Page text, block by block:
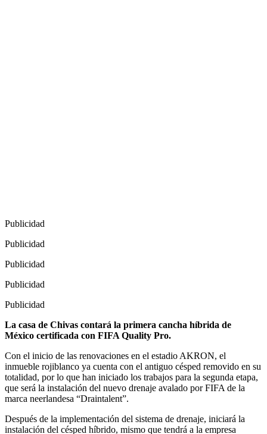
Publicidad
Publicidad
Publicidad
Publicidad
Publicidad
La casa de Chivas contará la primera cancha híbrida de
México certificada con FIFA Quality Pro.
Con el inicio de las renovaciones en el estadio AKRON, el
inmueble rojiblanco ya cuenta con el antiguo césped removido en su
totalidad, por lo que han iniciado los trabajos para la segunda etapa,
que será la instalación del nuevo drenaje avalado por FIFA de la
marca neerlandesa “Draintalent”.
Después de la implementación del sistema de drenaje, iniciará la
instalación del césped híbrido, mismo que tendrá a la empresa